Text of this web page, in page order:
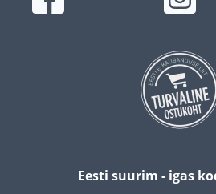
Eesti suurim - igas